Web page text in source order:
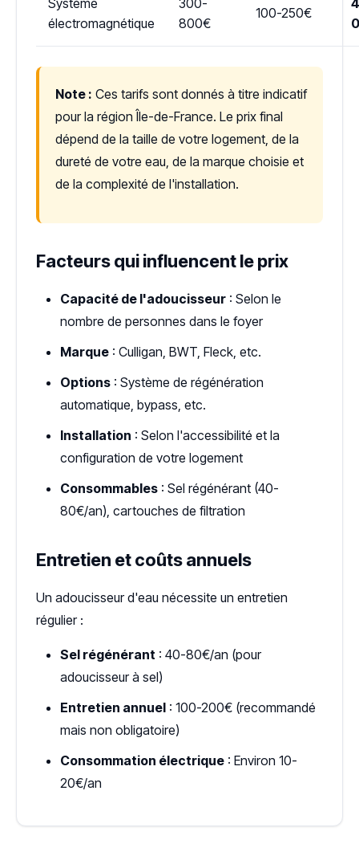
électromagnétique
800€
100-250€
Note : Ces tarifs sont donnés à titre indicatif
pour la région Île-de-France. Le prix final
dépend de la taille de votre logement, de la
dureté de votre eau, de la marque choisie et
de la complexité de l'installation.
Facteurs qui influencent le prix
Capacité de l'adoucisseur : Selon le
nombre de personnes dans le foyer
Marque : Culligan, BWT, Fleck, etc.
Options : Système de régénération
automatique, bypass, etc.
Installation : Selon l'accessibilité et la
configuration de votre logement
Consommables : Sel régénérant (40-
80€/an), cartouches de filtration
Entretien et coûts annuels
Un adoucisseur d'eau nécessite un entretien
régulier :
Sel régénérant : 40-80€/an (pour
adoucisseur à sel)
Entretien annuel : 100-200€ (recommandé
mais non obligatoire)
Consommation électrique : Environ 10-
20€/an